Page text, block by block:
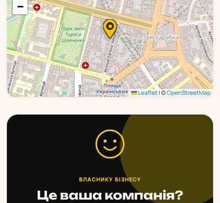
−
Leaflet|©OpenStreetMap
ВЛАСНИКУ БІЗНЕСУ
Це ваша компанія?